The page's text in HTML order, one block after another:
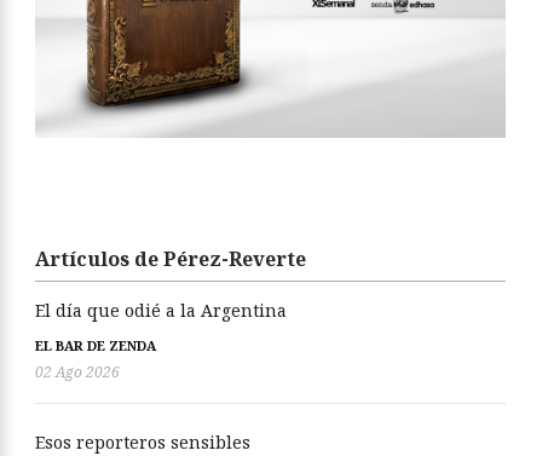
Artículos de Pérez-Reverte
El día que odié a la Argentina
EL BAR DE ZENDA
02 Ago 2026
Esos reporteros sensibles